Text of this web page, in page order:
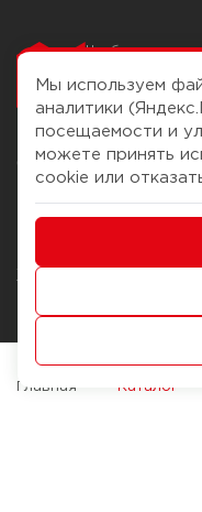
Чтобы вам
О компании
История Компании
Журнал
Наши марки
Брендирование
Мы используем
аналитики
посещаемости и
можете принять
cookie или
Главная Каталог